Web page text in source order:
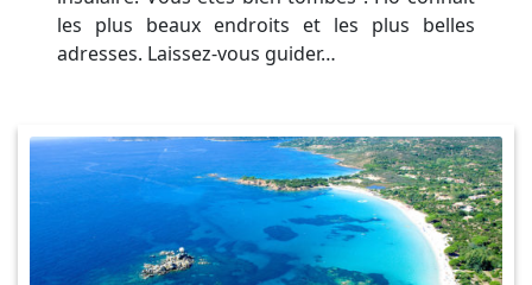
les plus beaux endroits et les plus belles
adresses. Laissez-vous guider…